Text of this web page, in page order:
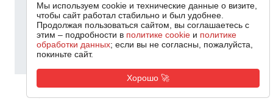
Мы используем cookie и технические данные о визите,
чтобы сайт работал стабильно и был удобнее.
Продолжая пользоваться сайтом, вы соглашаетесь с
этим – подробности в политике cookie и политике
обработки данных; если вы не согласны, пожалуйста,
покиньте сайт.
Хорошо 🚀